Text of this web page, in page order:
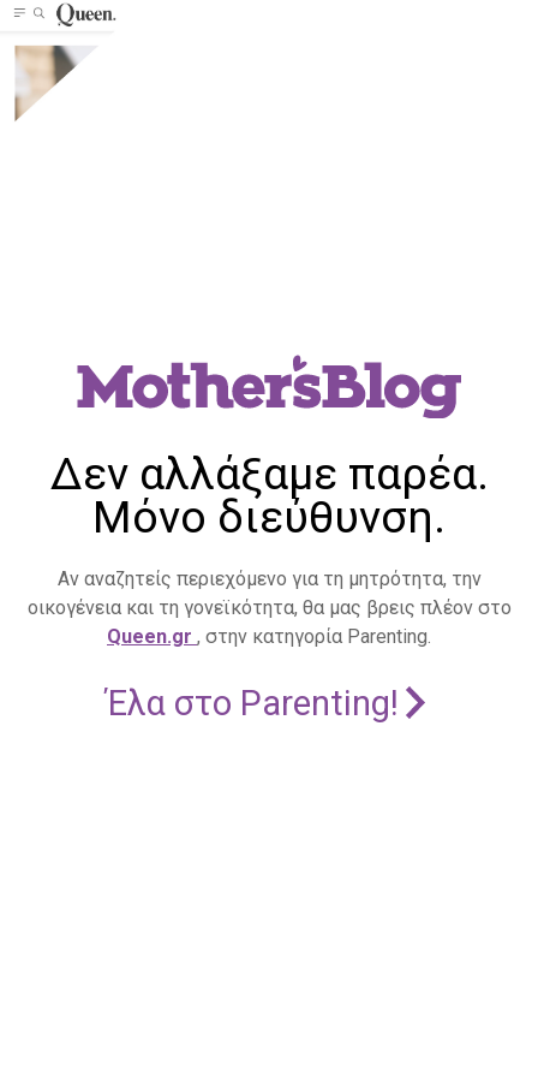
Δεν αλλάξαμε παρέα.
Μόνο διεύθυνση.
Αν αναζητείς περιεχόμενο για τη μητρότητα, την
οικογένεια και τη γονεϊκότητα, θα μας βρεις πλέον στο
Queen.gr , στην κατηγορία Parenting.
Έλα στο Parenting!